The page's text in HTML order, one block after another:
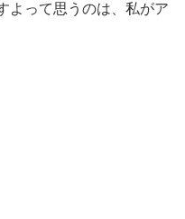
よって思うのは、私がア